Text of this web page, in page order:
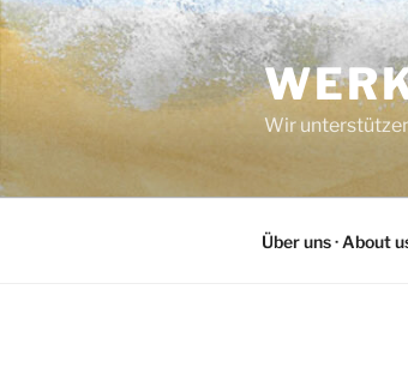
Zum
Inhalt
springen
Wir
Über uns · About